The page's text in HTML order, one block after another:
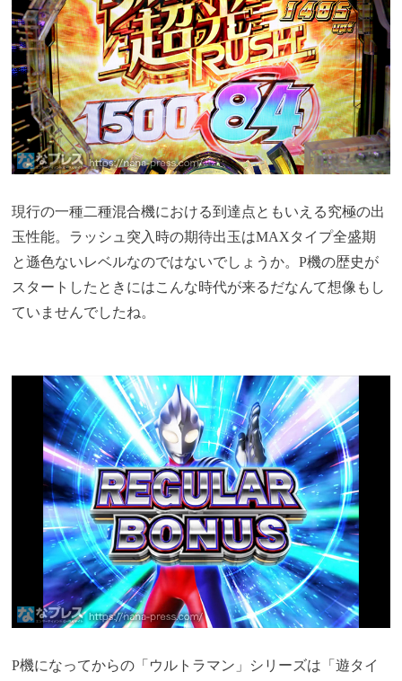
現行の一種二種混合機における到達点ともいえる究極の出
玉性能。ラッシュ突入時の期待出玉はMAXタイプ全盛期
と遜色ないレベルなのではないでしょうか。P機の歴史が
スタートしたときにはこんな時代が来るだなんて想像もし
ていませんでしたね。
P機になってからの「ウルトラマン」シリーズは「遊タイ